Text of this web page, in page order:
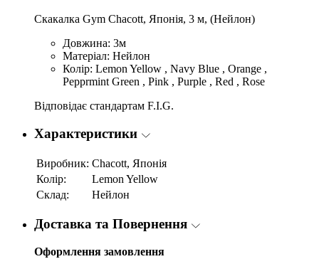
Скакалка Gym Chacott, Японія, 3 м, (Нейлон)
Довжина: 3м
Матеріал: Нейлон
Колір: Lemon Yellow , Navy Blue , Orange ,
Pepprmint Green , Pink , Purple , Red , Rose
Відповідає стандартам F.I.G.
Характеристики
Виробник: Chacott, Японія
Колір:
Lemon Yellow
Склад:
Нейлон
Доставка та Повернення
Оформлення замовлення